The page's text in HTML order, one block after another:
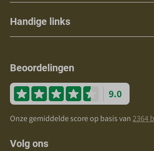
Handige links
Beoordelingen
9.0
Onze gemiddelde score op basis van2364
Volg ons